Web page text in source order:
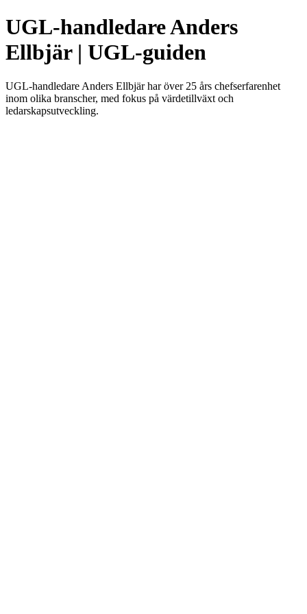
UGL-handledare Anders
Ellbjär | UGL-guiden
UGL-handledare Anders Ellbjär har över 25 års chefserfarenhet
inom olika branscher, med fokus på värdetillväxt och
ledarskapsutveckling.